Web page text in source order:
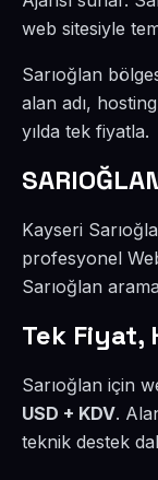
web sitesiyle
Sarıoğlan
alan adı,
yılda tek fiyatla.
Kayseri
profesyonel
Sarıoğlan
Tek Fiyat,
Sarıoğlan için
USD + KDV.
teknik destek